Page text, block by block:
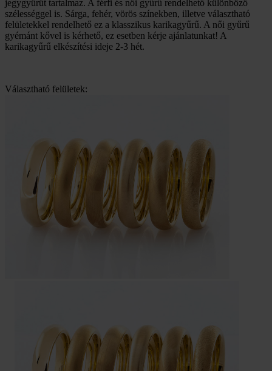
jegygyűrűt tartalmaz. A férfi és női gyűrű rendelhető különböző
szélességgel is. Sárga, fehér, vörös színekben, illetve választható
felületekkel rendelhető ez a klasszikus karikagyűrű. A női gyűrű
gyémánt kővel is kérhető, ez esetben kérje ajánlatunkat! A
karikagyűrű elkészítési ideje 2-3 hét.
Választható felületek: